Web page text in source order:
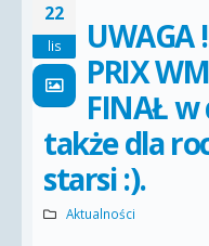
22
lis
UWAGA
PRIX
FINAŁ
także dla
starsi :).
Aktualności